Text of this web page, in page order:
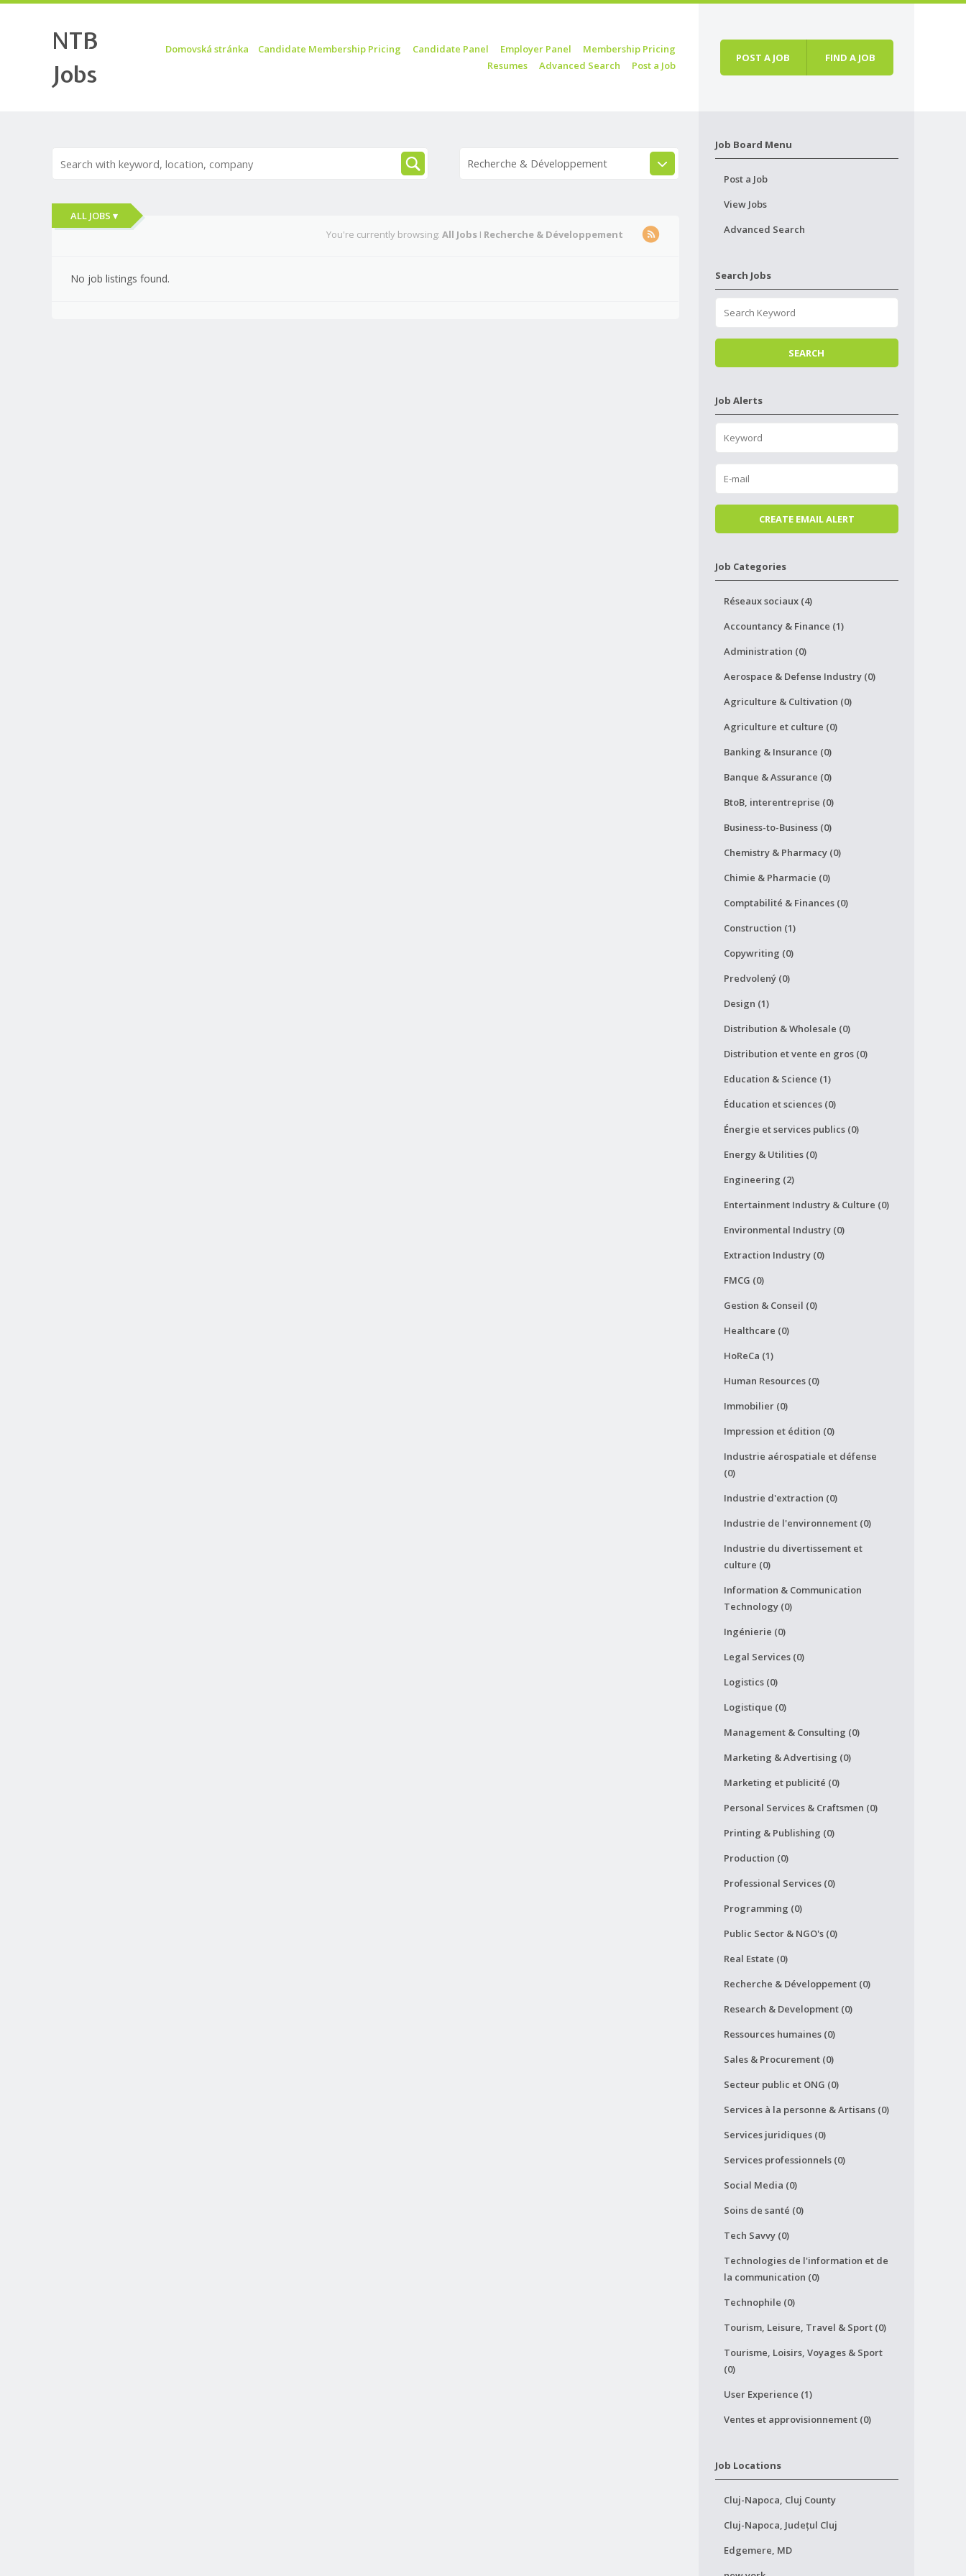
NTB
Jobs
MenuDomovská stránka Candidate Membership Pricing Candidate Panel Employer Panel
Membership Pricing
Resumes
Advanced Search Post a Job
POST A JOB FIND A JOB
Recherche & Développement
ALL JOBS ▾
You're currently browsing:All Jobs I Recherche & Développement
No job listings found.
Job Board Menu
Post a Job
View Jobs
Advanced Search
Search Jobs
Job Alerts
Job Categories
Réseaux sociaux (4)
Accountancy & Finance (1)
Administration (0)
Aerospace & Defense Industry (0)
Agriculture & Cultivation (0)
Agriculture et culture (0)
Banking & Insurance (0)
Banque & Assurance (0)
BtoB, interentreprise (0)
Business-to-Business (0)
Chemistry & Pharmacy (0)
Chimie & Pharmacie (0)
Comptabilité & Finances (0)
Construction (1)
Copywriting (0)
Predvolený (0)
Design (1)
Distribution & Wholesale (0)
Distribution et vente en gros (0)
Education & Science (1)
Éducation et sciences (0)
Énergie et services publics (0)
Energy & Utilities (0)
Engineering (2)
Entertainment Industry & Culture (0)
Environmental Industry (0)
Extraction Industry (0)
FMCG (0)
Gestion & Conseil (0)
Healthcare (0)
HoReCa (1)
Human Resources (0)
Immobilier (0)
Impression et édition (0)
Industrie aérospatiale et défense
(0)
Industrie d'extraction (0)
Industrie de l'environnement (0)
Industrie du divertissement et
culture (0)
Information & Communication
Technology (0)
Ingénierie (0)
Legal Services (0)
Logistics (0)
Logistique (0)
Management & Consulting (0)
Marketing & Advertising (0)
Marketing et publicité (0)
Personal Services & Craftsmen (0)
Printing & Publishing (0)
Production (0)
Professional Services (0)
Programming (0)
Public Sector & NGO's (0)
Real Estate (0)
Recherche & Développement (0)
Research & Development (0)
Ressources humaines (0)
Sales & Procurement (0)
Secteur public et ONG (0)
Services à la personne & Artisans (0)
Services juridiques (0)
Services professionnels (0)
Social Media (0)
Soins de santé (0)
Tech Savvy (0)
Technologies de l'information et de
la communication (0)
Technophile (0)
Tourism, Leisure, Travel & Sport (0)
Tourisme, Loisirs, Voyages & Sport
(0)
User Experience (1)
Ventes et approvisionnement (0)
Job Locations
Cluj-Napoca, Cluj County
Cluj-Napoca, Județul Cluj
Edgemere, MD